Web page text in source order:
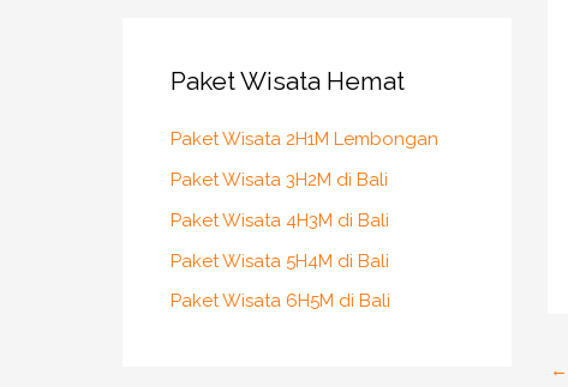
Paket Wisata Hemat
Paket Wisata 2H1M Lembongan
Paket Wisata 3H2M di Bali
Paket Wisata 4H3M di Bali
Paket Wisata 5H4M di Bali
Paket Wisata 6H5M di Bali
←